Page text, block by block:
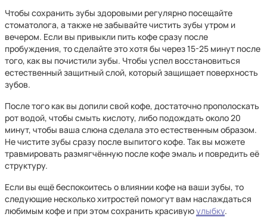
Чтобы сохранить зубы здоровыми регулярно посещайте
стоматолога, а также не забывайте чистить зубы утром и
вечером. Если вы привыкли пить кофе сразу после
пробуждения, то сделайте это хотя бы через 15-25 минут после
того, как вы почистили зубы. Чтобы успел восстановиться
естественный защитный слой, который защищает поверхность
зубов.
После того как вы допили свой кофе, достаточно прополоскать
рот водой, чтобы смыть кислоту, либо подождать около 20
минут, чтобы ваша слюна сделала это естественным образом.
Не чистите зубы сразу после выпитого кофе. Так вы можете
травмировать размягчённую после кофе эмаль и повредить её
структуру.
Если вы ещё беспокоитесь о влиянии кофе на ваши зубы, то
следующие несколько хитростей помогут вам наслаждаться
любимым кофе и при этом сохранить красивуюулыбку.